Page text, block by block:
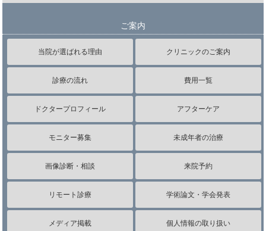
ご案内
当院が選ばれる理由 クリニックのご案内
診療の流れ 費用一覧
ドクタープロフィール アフターケア
モニター募集 未成年者の治療
画像診断・相談 来院予約
リモート診療 学術論文・学会発表
メディア掲載 個人情報の取り扱い